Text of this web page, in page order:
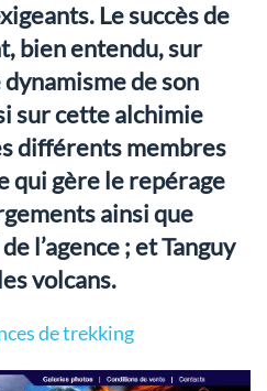
Le succès de
bien entendu, sur
de son
sur cette alchimie
différents membres
qui gère le repérage
ainsi que
l’agence ; et Tanguy
volcans.
de trekking